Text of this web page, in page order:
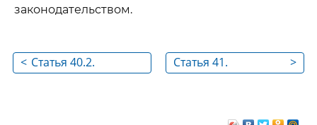
законодательством.
< Статья 40.2.
>
Статья 41.